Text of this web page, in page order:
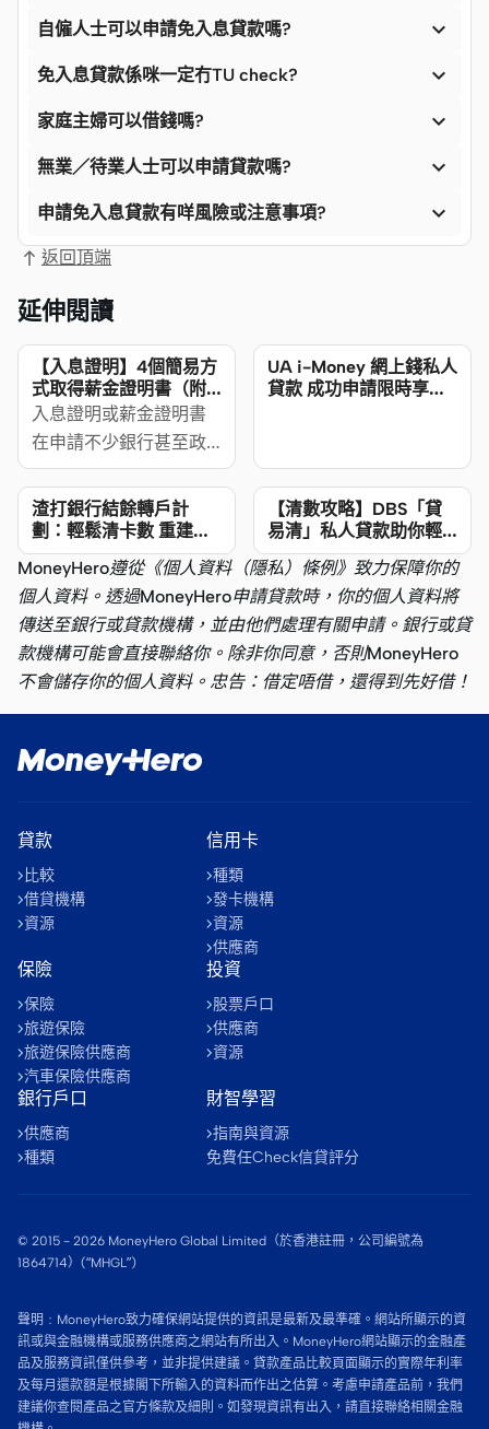
自僱人士可以申請免入息貸款嗎? 
免入息貸款係咪一定冇TU check? 
家庭主婦可以借錢嗎? 
無業／待業人士可以申請貸款嗎? 
申請免入息貸款有咩風險或注意事項? 
返回頂端
延伸閱讀
【入息證明】4個簡易方
式取得薪金證明書（附
收入聲明樣本）
入息證明或薪金證明書
在申請不少銀行甚至政
府服務時都需要提供，
然而不少人的工作是出
現金糧，如地盤工人、
炒散工人、freelancer等
等，由於沒有固定僱
主，很多時都沒有入息
證明文件。明明有工開
有入息，卻因工作類型
卡、貸款、按揭等等金
令人困擾。 MoneyHero
今日教大家用簡易方式
取得入息證明，應付所
需。
UA i-Money 網上錢私人
貸款 成功申請限時享現
渣打銀行結餘轉戶計
劃：輕鬆清卡數 重建財
務健康
【清數攻略】DBS「貸
易清」私人貸款助你輕
鬆還清舊債
MoneyHero遵從《個人資料（隱私）條例》致力保障你的
個人資料。透過MoneyHero申請貸款時，你的個人資料將
傳送至銀行或貸款機構，並由他們處理有關申請。銀行或貸
款機構可能會直接聯絡你。除非你同意，否則MoneyHero
不會儲存你的個人資料。忠告：借定唔借，還得到先好借！
貸款
比較
借貸機構
資源
信用卡
種類
發卡機構
資源
供應商
保險
保險
旅遊保險
旅遊保險供應商
汽車保險供應商
投資
股票戶口
供應商
資源
銀行戶口
供應商
種類
財智學習
指南與資源
免費任Check信貸評分
© 2015 - 2026 MoneyHero Global Limited（於香港註冊，公司編號為
1864714）(“MHGL”)
聲明﹕MoneyHero致力確保網站提供的資訊是最新及最準確。網站所顯示的資
訊或與金融機構或服務供應商之網站有所出入。MoneyHero網站顯示的金融產
品及服務資訊僅供參考，並非提供建議。貸款產品比較頁面顯示的實際年利率
及每月還款額是根據閣下所輸入的資料而作出之估算。考慮申請產品前，我們
建議你查閱產品之官方條款及細則。如發現資訊有出入，請直接聯絡相關金融